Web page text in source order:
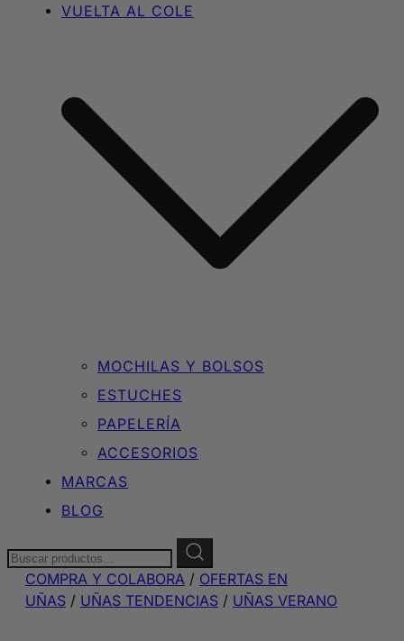
VUELTA AL COLE
MOCHILAS Y BOLSOS
ESTUCHES
PAPELERÍA
ACCESORIOS
MARCAS
BLOG
Buscar:
COMPRA Y COLABORA / OFERTAS EN
UÑAS / UÑAS TENDENCIAS / UÑAS VERANO